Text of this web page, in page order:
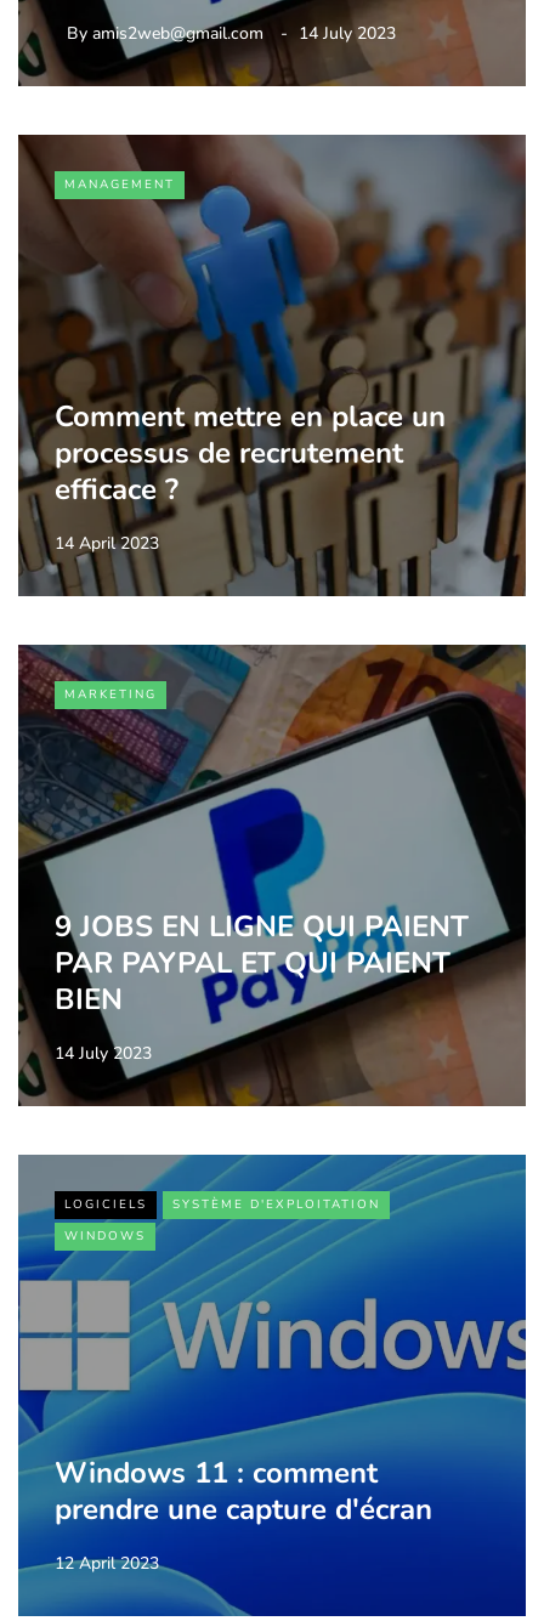
By amis2web@gmail.com 14 July 2023
MANAGEMENT
Comment mettre en place un
processus de recrutement
efficace ?
14 April 2023
MARKETING
9 JOBS EN LIGNE QUI PAIENT
PAR PAYPAL ET QUI PAIENT
BIEN
14 July 2023
LOGICIELS
SYSTÈME D'EXPLOITATION
WINDOWS
Windows 11 : comment
prendre une capture d'écran
12 April 2023